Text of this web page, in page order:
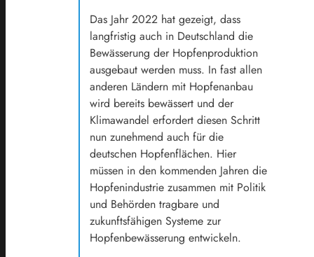
Das Jahr 2022 hat gezeigt, dass
langfristig auch in Deutschland die
Bewässerung der Hopfenproduktion
ausgebaut werden muss. In fast allen
anderen Ländern mit Hopfenanbau
wird bereits bewässert und der
Klimawandel erfordert diesen Schritt
nun zunehmend auch für die
deutschen Hopfenflächen. Hier
müssen in den kommenden Jahren die
Hopfenindustrie zusammen mit Politik
und Behörden tragbare und
zukunftsfähigen Systeme zur
Hopfenbewässerung entwickeln.